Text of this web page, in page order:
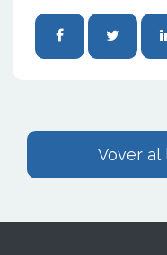
Vover al